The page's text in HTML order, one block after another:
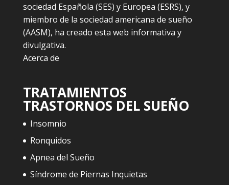
sociedad Española (SES) y Europea (ESRS), y
miembro de la sociedad americana de sueño
(AASM), ha creado esta web informativa y
divulgativa.
Acerca de
TRATAMIENTOS
TRASTORNOS DEL SUEÑO
Insomnio
Ronquidos
Apnea del Sueño
Síndrome de Piernas Inquietas